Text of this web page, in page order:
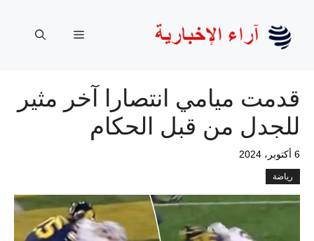
المحتوى
القائمة
قدمت ميامي انتصارا آخر مثير
للجدل من قبل الحكام
6 أكتوبر، 2024
رياضة